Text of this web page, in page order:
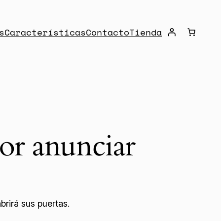
CaracterísticasContactoTienda
anunciar
sus puertas.